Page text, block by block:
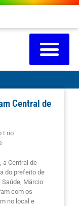
Central de
Frio
a Central de
do prefeito de
Saúde, Márcio
com os
no local e